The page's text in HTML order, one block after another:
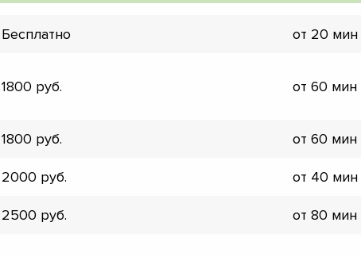
Бесплатно от 20 мин
1800 от 60 мин
1800 от 60 мин
2000 от 40 мин
2500 от 80 мин